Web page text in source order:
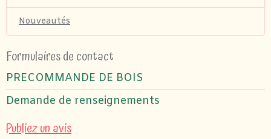
Nouveautés
Formulaires de contact
PRECOMMANDE DE BOIS
Demande de renseignements
Publiez un avis